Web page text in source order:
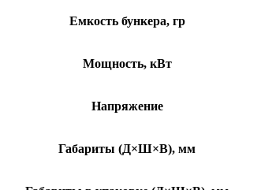
Емкость бункера, гр
Мощность, кВт
Напряжение
Габариты (Д×Ш×В), мм